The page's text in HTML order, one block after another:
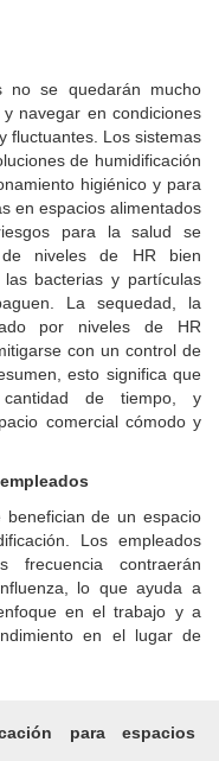
no se quedarán mucho
navegar en condiciones
fluctuantes. Los sistemas
de humidificación
higiénico y para
en espacios alimentados
para la salud se
niveles de HR bien
bacterias y partículas
La sequedad, la
por niveles de HR
con un control de
esto significa que
de tiempo, y
comercial cómodo y
de un espacio
Los empleados
contraerán
lo que ayuda a
en el trabajo y a
en el lugar de
para espacios